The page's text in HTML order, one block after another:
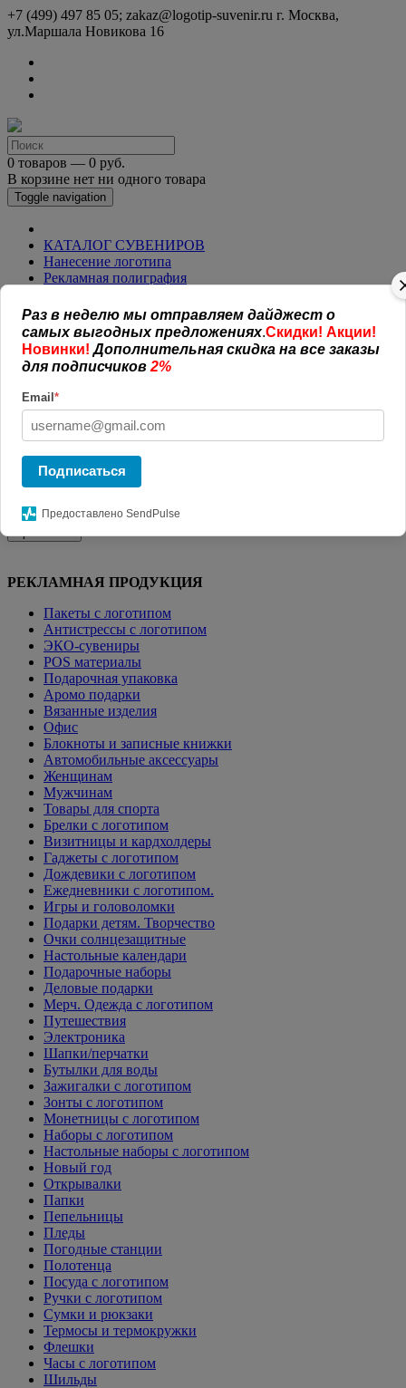
+7 (499) 497 85 05; zakaz@logotip-suvenir.ru г. Москва,
ул.Маршала Новикова 16
0 товаров — 0 руб.
В корзине нет ни одного товара
Toggle navigation
КАТАЛОГ СУВЕНИРОВ
Нанесение логотипа
Рекламная полиграфия
Открытая информация
СОГЛАШЕНИЕ (ОФЕРТА )
УСЛОВИЯ И ГАРАНТИИ
Наши работы
Новости
Обратная связь
ГлавнаяКАТАЛОГ СУВЕНИРОВ
Фильтр
Цена от: до:
РЕКЛАМНАЯ ПРОДУКЦИЯ
Пакеты с логотипом
Антистрессы с логотипом
ЭКО-сувениры
POS материалы
Подарочная упаковка
Аромо подарки
Вязанные изделия
Офис
Блокноты и записные книжки
Автомобильные аксессуары
Женщинам
Мужчинам
Товары для спорта
Брелки с логотипом
Визитницы и кардхолдеры
Гаджеты с логотипом
Дождевики с логотипом
Ежедневники с логотипом.
Игры и головоломки
Подарки детям. Творчество
Очки солнцезащитные
Настольные календари
Подарочные наборы
Деловые подарки
Мерч. Одежда с логотипом
Путешествия
Электроника
Шапки/перчатки
Бутылки для воды
Зажигалки с логотипом
Зонты с логотипом
Монетницы с логотипом
Наборы с логотипом
Настольные наборы с логотипом
Новый год
Открывалки
Папки
Пепельницы
Пледы
Погодные станции
Полотенца
Посуда с логотипом
Ручки с логотипом
Сумки и рюкзаки
Термосы и термокружки
Флешки
Часы с логотипом
Шильды
Раз в неделю мы отправляем дайджест о
самых выгодных предложениях.Скидки! Акции!
Новинки!Дополнительная скидка на все заказы
для подписчиков 2%
Email *
Подписаться
Предоставлено SendPulse